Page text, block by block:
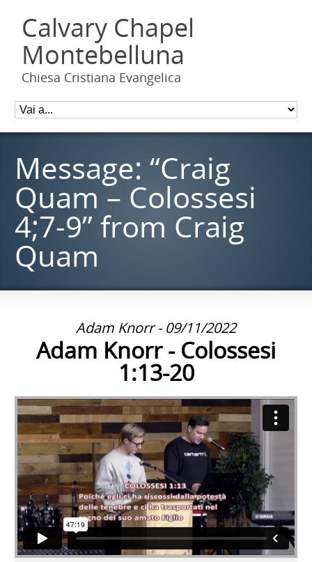
Calvary Chapel
Montebelluna
Chiesa Cristiana Evangelica
Message: “Craig
Quam – Colossesi
4;7-9” from Craig
Quam
Adam Knorr - 09/11/2022
Adam Knorr - Colossesi
1:13-20